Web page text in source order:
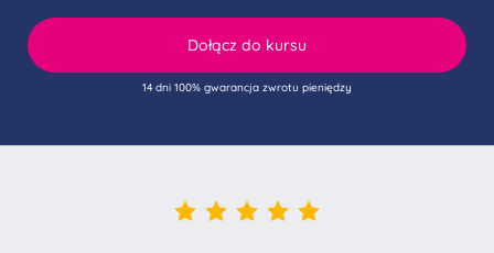
Dołącz do kursu
14 dni 100% gwarancja zwrotu pieniędzy